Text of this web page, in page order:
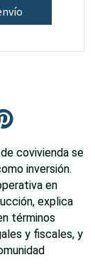
covivienda se
inversión.
en
explica
términos
y fiscales, y